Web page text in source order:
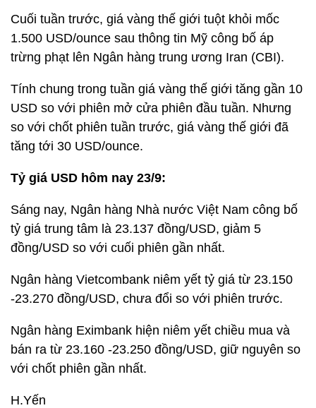
Cuối tuần trước, giá vàng thế giới tuột khỏi mốc
1.500 USD/ounce sau thông tin Mỹ công bố áp
trừng phạt lên Ngân hàng trung ương Iran (CBI).
Tính chung trong tuần giá vàng thế giới tăng gần 10
USD so với phiên mở cửa phiên đầu tuần. Nhưng
so với chốt phiên tuần trước, giá vàng thế giới đã
tăng tới 30 USD/ounce.
Tỷ giá USD hôm nay 23/9:
Sáng nay, Ngân hàng Nhà nước Việt Nam công bố
tỷ giá trung tâm là 23.137 đồng/USD, giảm 5
đồng/USD so với cuối phiên gần nhất.
Ngân hàng Vietcombank niêm yết tỷ giá từ 23.150
-23.270 đồng/USD, chưa đổi so với phiên trước.
Ngân hàng Eximbank hiện niêm yết chiều mua và
bán ra từ 23.160 -23.250 đồng/USD, giữ nguyên so
với chốt phiên gần nhất.
H.Yến